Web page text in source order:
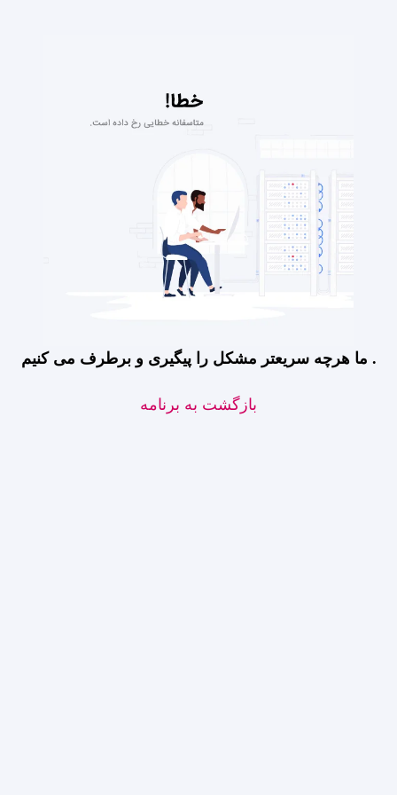
ما هرچه سریعتر مشکل را پیگیری و برطرف می کنیم .
بازگشت به برنامه